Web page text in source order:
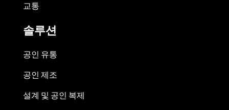
교통
솔루션
공인 유통
공인 제조
설계 및 공인 복제